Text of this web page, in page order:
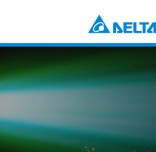
数据中心解决方案
电源及系统
电动车动力系统